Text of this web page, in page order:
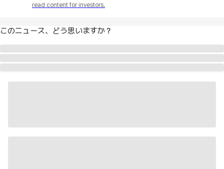
read content for investors.
このニュース、どう思いますか？